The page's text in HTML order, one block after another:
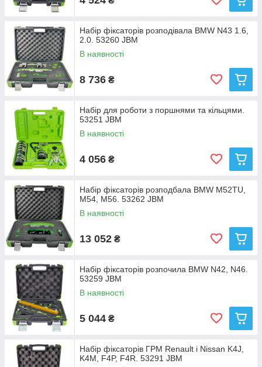
Набір фіксаторів розподівала BMW N43 1.6,
2.0. 53260 JBM
В наявності
8 736 ₴
Набір для роботи з поршнями та кільцями.
53251 JBM
В наявності
4 056 ₴
Набір фіксаторів розподбала BMW M52TU,
M54, M56. 53262 JBM
В наявності
13 052 ₴
Набір фіксаторів розпочила BMW N42, N46.
53259 JBM
В наявності
5 044 ₴
Набір фіксаторів ГРМ Renault і Nissan K4J,
K4M, F4P, F4R. 53291 JBM